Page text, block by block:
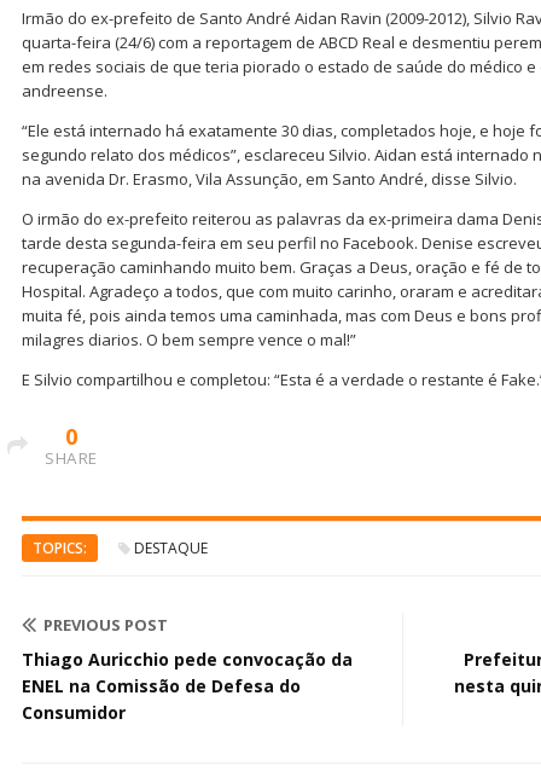
Irmão do ex-prefeito de Santo André Aidan Ravin (2009-2012), Silvio
quarta-feira (24/6) com a reportagem de ABCD Real e desmentiu
em redes sociais de que teria piorado o estado de saúde do médico
andreense.
“Ele está internado há exatamente 30 dias, completados hoje, e hoje
segundo relato dos médicos”, esclareceu Silvio. Aidan está internado
na avenida Dr. Erasmo, Vila Assunção, em Santo André, disse Silvio.
O irmão do ex-prefeito reiterou as palavras da ex-primeira dama
tarde desta segunda-feira em seu perfil no Facebook. Denise
recuperação caminhando muito bem. Graças a Deus, oração e fé de
Hospital. Agradeço a todos, que com muito carinho, oraram e
muita fé, pois ainda temos uma caminhada, mas com Deus e bons
milagres diarios. O bem sempre vence o mal!”
E Silvio compartilhou e completou: “Esta é a verdade o restante é
0
SHARE
TOPICS: DESTAQUE
PREVIOUS POST
Thiago Auricchio pede convocação da
ENEL na Comissão de Defesa do
Consumidor
nesta